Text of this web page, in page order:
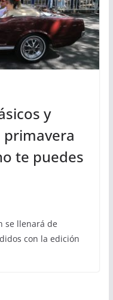
y
primavera
te puedes
se llenará de
con la edición